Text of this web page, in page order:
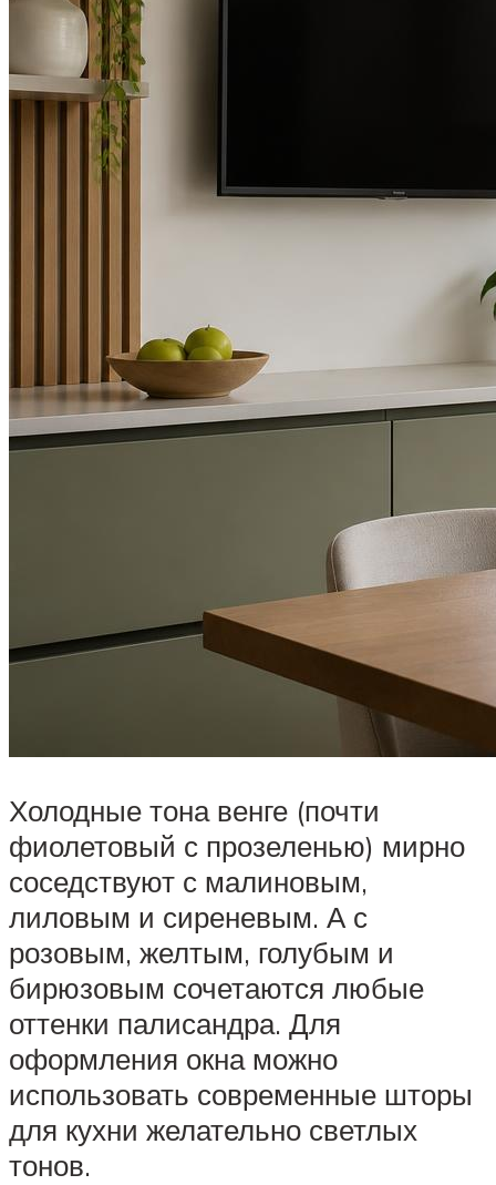
Холодные тона венге (почти
фиолетовый с прозеленью) мирно
соседствуют с малиновым,
лиловым и сиреневым. А с
розовым, желтым, голубым и
бирюзовым сочетаются любые
оттенки палисандра. Для
оформления окна можно
использовать современные шторы
для кухни желательно светлых
тонов.